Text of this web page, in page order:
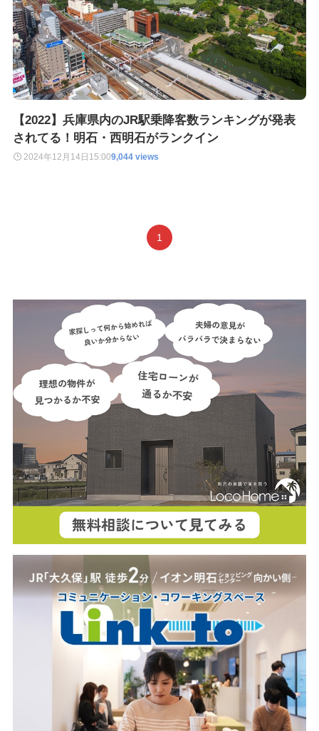
【2022】兵庫県内のJR駅乗降客数ランキングが発表
されてる！明石・西明石がランクイン
2024年12月14日 15:009,044 views
1